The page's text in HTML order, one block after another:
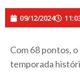
09/12/2024
Com 68 pontos,
temporada